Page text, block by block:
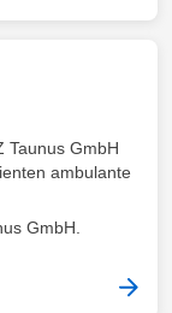
Taunus GmbH
ambulante
GmbH.